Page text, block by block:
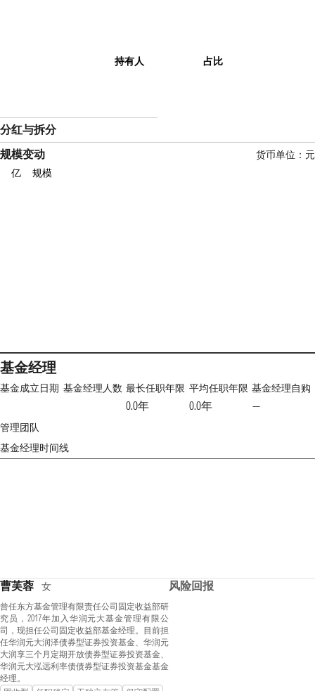
持有人 占比
分红与拆分
规模变动
货币单位：元
亿
规模
基金经理
基金成立日期 基金经理人数 最长任职年限
0.0年
平均任职年限
0.0年
基金经理自购
—
管理团队
基金经理时间线
曹芙蓉 女
曾任东方基金管理有限责任公司固定收益部研
究员，2017年加入华润元大基金管理有限公
司，现担任公司固定收益部基金经理。目前担
任华润元大润泽债券型证券投资基金、华润元
大润享三个月定期开放债券型证券投资基金、
华润元大泓远利率债债券型证券投资基金基金
经理。
风险回报